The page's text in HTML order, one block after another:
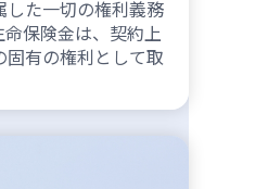
した一切の権利義務
保険金は、契約上
有の権利として取